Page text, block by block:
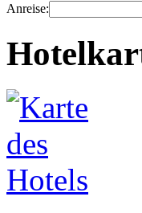
Anreise: